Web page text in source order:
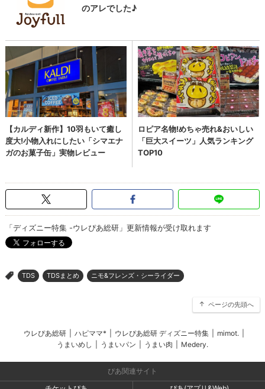
「ディズニー特集 -ウレぴあ総研」更新情報が受け取れます
> TDS TDSまとめ ニモ&フレンズ・シーライダー
ページの先頭へ
ウレぴあ総研 ハピママ* ウレぴあ総研 ディズニー特集 mimot.
うまいめし
うまいパン うまい肉 Medery.
ぴあ関連サイト